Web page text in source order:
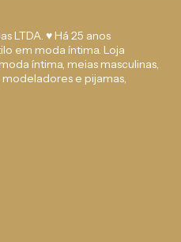
LTDA. ♥ Há 25 anos
em moda íntima. Loja
íntima, meias masculinas,
e pijamas,